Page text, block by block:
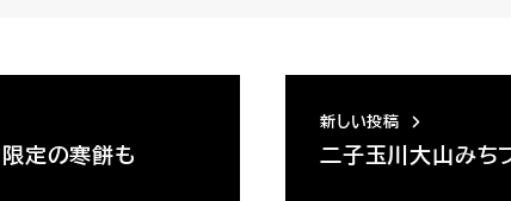
定の寒餅も
新しい投稿
二子玉川大山みち